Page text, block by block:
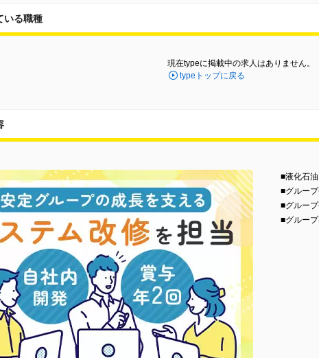
いる職種
現在typeに掲載中の求人はありません。
typeトップに戻る
■液化石
■グルー
■グルー
■グルー